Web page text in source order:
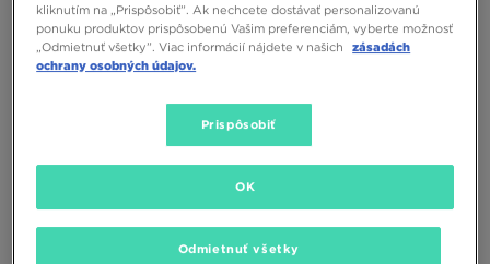
68,00 €
Dostupné Farby
37,5
kliknutím na „Prispôsobiť”. Ak nechcete dostávať personalizovanú
ponuku produktov prispôsobenú Vašim preferenciám, vyberte možnosť
„Odmietnuť všetky”. Viac informácií nájdete v našich
zásadách
ochrany osobných údajov.
Prispôsobiť
Odmietnuť všetky
OK